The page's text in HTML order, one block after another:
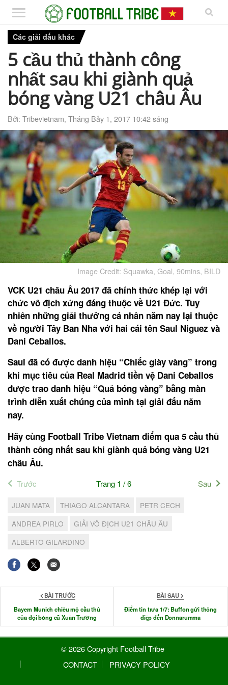
Các giải đấu khác
5 cầu thủ thành công
nhất sau khi giành quả
bóng vàng U21 châu Âu
Bởi: Tribevietnam, Tháng Bảy 1, 2017 10:42 sáng
Image Credit: Squawka, Goal, 90mins, BILD
VCK U21 châu Âu 2017 đã chính thức khép lại với
chức vô địch xứng đáng thuộc về U21 Đức. Tuy
nhiên những giải thưởng cá nhân năm nay lại thuộc
về người Tây Ban Nha với hai cái tên Saul Niguez và
Dani Ceballos.
Saul đã có được danh hiệu “Chiếc giày vàng” trong
khi mục tiêu của Real Madrid tiền vệ Dani Ceballos
được trao danh hiệu “Quả bóng vàng” bằng màn
trình diễn xuất chúng của mình tại giải đấu năm
nay.
Hãy cùng Football Tribe Vietnam điểm qua 5 cầu thủ
thành công nhất sau khi giành quả bóng vàng U21
châu Âu.
Trước Trang 1 / 6 Sau
JUAN MATA THIAGO ALCANTARA
PETR CECH
ANDREA PIRLO
GIẢI VÔ ĐỊCH U21 CHÂU ÂU
ALBERTO GILARDINO
BÀI TRƯỚC
Bayern Munich chiêu mộ cầu thủ
của đội bóng cũ Xuân Trường
BÀI SAU
Điểm tin trưa 1/7: Buffon gửi thông
điệp đến Donnarumma
© 2026 Copyright Football Tribe
CONTACT
PRIVACY POLICY